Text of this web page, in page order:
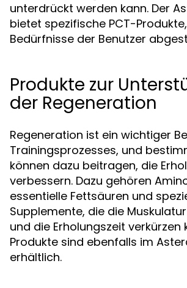
unterdrückt werden kann. Der
bietet spezifische PCT-
Bedürfnisse der Benutzer
Produkte zur
der Regeneration
Regeneration ist ein wichtiger
Trainingsprozesses, und
können dazu beitragen, die
verbessern. Dazu gehören
essentielle Fettsäuren und
Supplemente, die die
und die Erholungszeit verkürzen
Produkte sind ebenfalls im
erhältlich.